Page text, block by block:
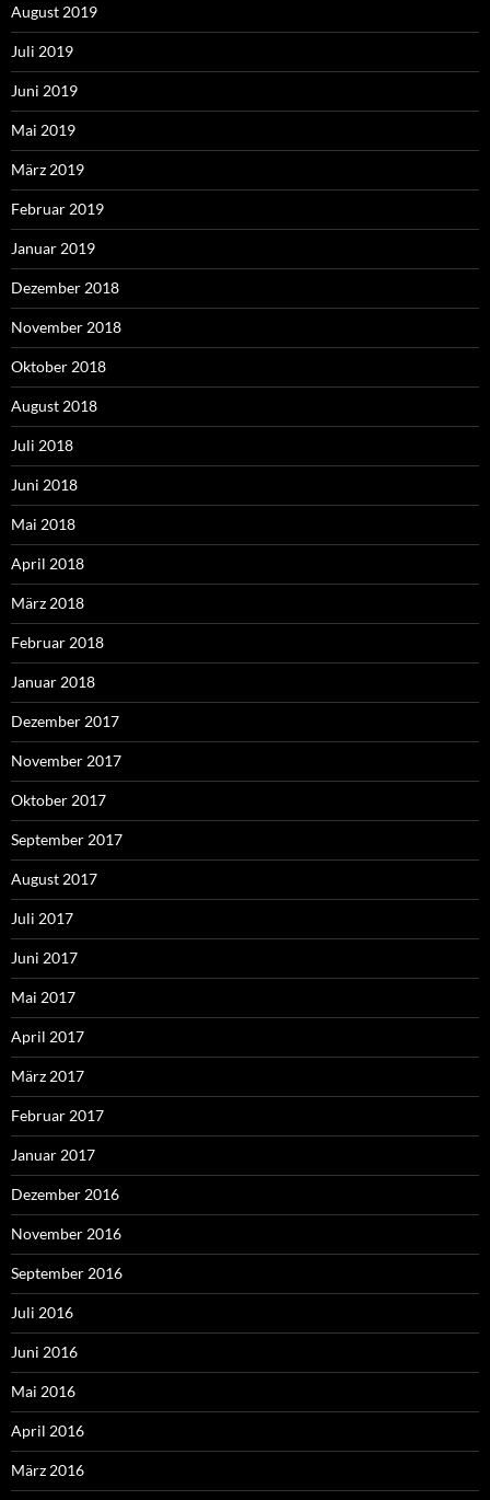
August 2019
Juli 2019
Juni 2019
Mai 2019
März 2019
Februar 2019
Januar 2019
Dezember 2018
November 2018
Oktober 2018
August 2018
Juli 2018
Juni 2018
Mai 2018
April 2018
März 2018
Februar 2018
Januar 2018
Dezember 2017
November 2017
Oktober 2017
September 2017
August 2017
Juli 2017
Juni 2017
Mai 2017
April 2017
März 2017
Februar 2017
Januar 2017
Dezember 2016
November 2016
September 2016
Juli 2016
Juni 2016
Mai 2016
April 2016
März 2016